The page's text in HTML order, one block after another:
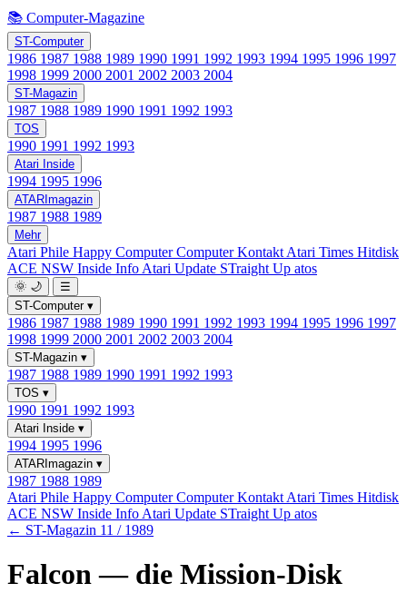
📚 Computer-Magazine
ST-Computer
1986 1987 1988 1989 1990 1991 1992 1993 1994 1995 1996 1997
1998 1999 2000 2001 2002 2003 2004
ST-Magazin
1987 1988 1989 1990 1991 1992 1993
TOS
1990 1991 1992 1993
Atari Inside
1994 1995 1996
ATARImagazin
1987 1988 1989
Mehr
Atari Phile Happy ComputerComputer Kontakt Atari Times Hitdisk
ACE NSW Inside Info Atari Update STraight Up atos
🌞 🌙
☰
ST-Computer ▾
1986 1987 1988 1989 1990 1991 1992 1993 1994 1995 1996 1997
1998 1999 2000 2001 2002 2003 2004
ST-Magazin ▾
1987 1988 1989 1990 1991 1992 1993
TOS ▾
1990 1991 1992 1993
Atari Inside ▾
1994 1995 1996
ATARImagazin ▾
1987 1988 1989
Atari Phile Happy ComputerComputer Kontakt Atari Times Hitdisk
ACE NSW Inside Info Atari Update STraight Up atos
← ST-Magazin 11 / 1989
Falcon — die Mission-Disk